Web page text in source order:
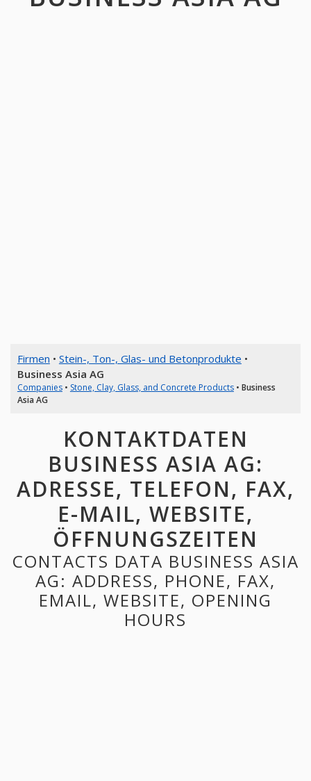
Firmen • Stein-, Ton-, Glas- und Betonprodukte •
Business Asia AG
Companies• Stone, Clay, Glass, and Concrete Products• Business
Asia AG
KONTAKTDATEN
BUSINESS ASIA AG:
ADRESSE, TELEFON, FAX,
E-MAIL, WEBSITE,
ÖFFNUNGSZEITEN
CONTACTS DATA BUSINESS ASIA
AG: ADDRESS, PHONE, FAX,
EMAIL, WEBSITE, OPENING
HOURS